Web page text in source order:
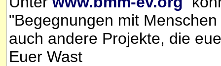
"Begegnungen mit
auch andere Projekte, die
Euer Wast